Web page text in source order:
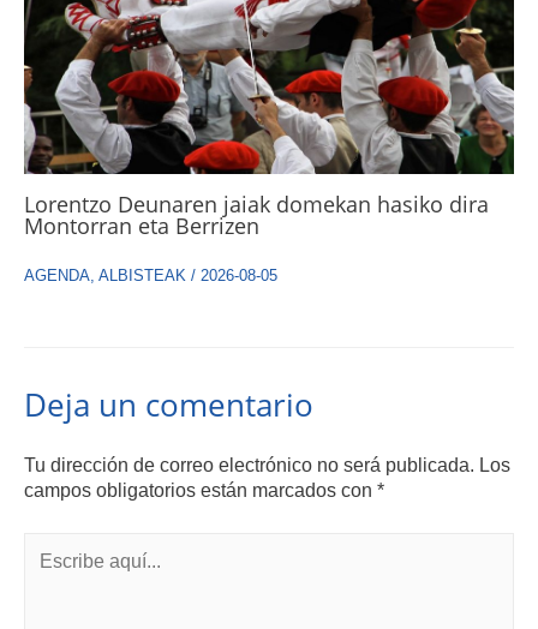
Lorentzo Deunaren jaiak domekan hasiko dira
Montorran eta Berrizen
AGENDA, ALBISTEAK / 2026-08-05
Deja un comentario
Tu dirección de correo electrónico no será publicada. Los
campos obligatorios están marcados con *